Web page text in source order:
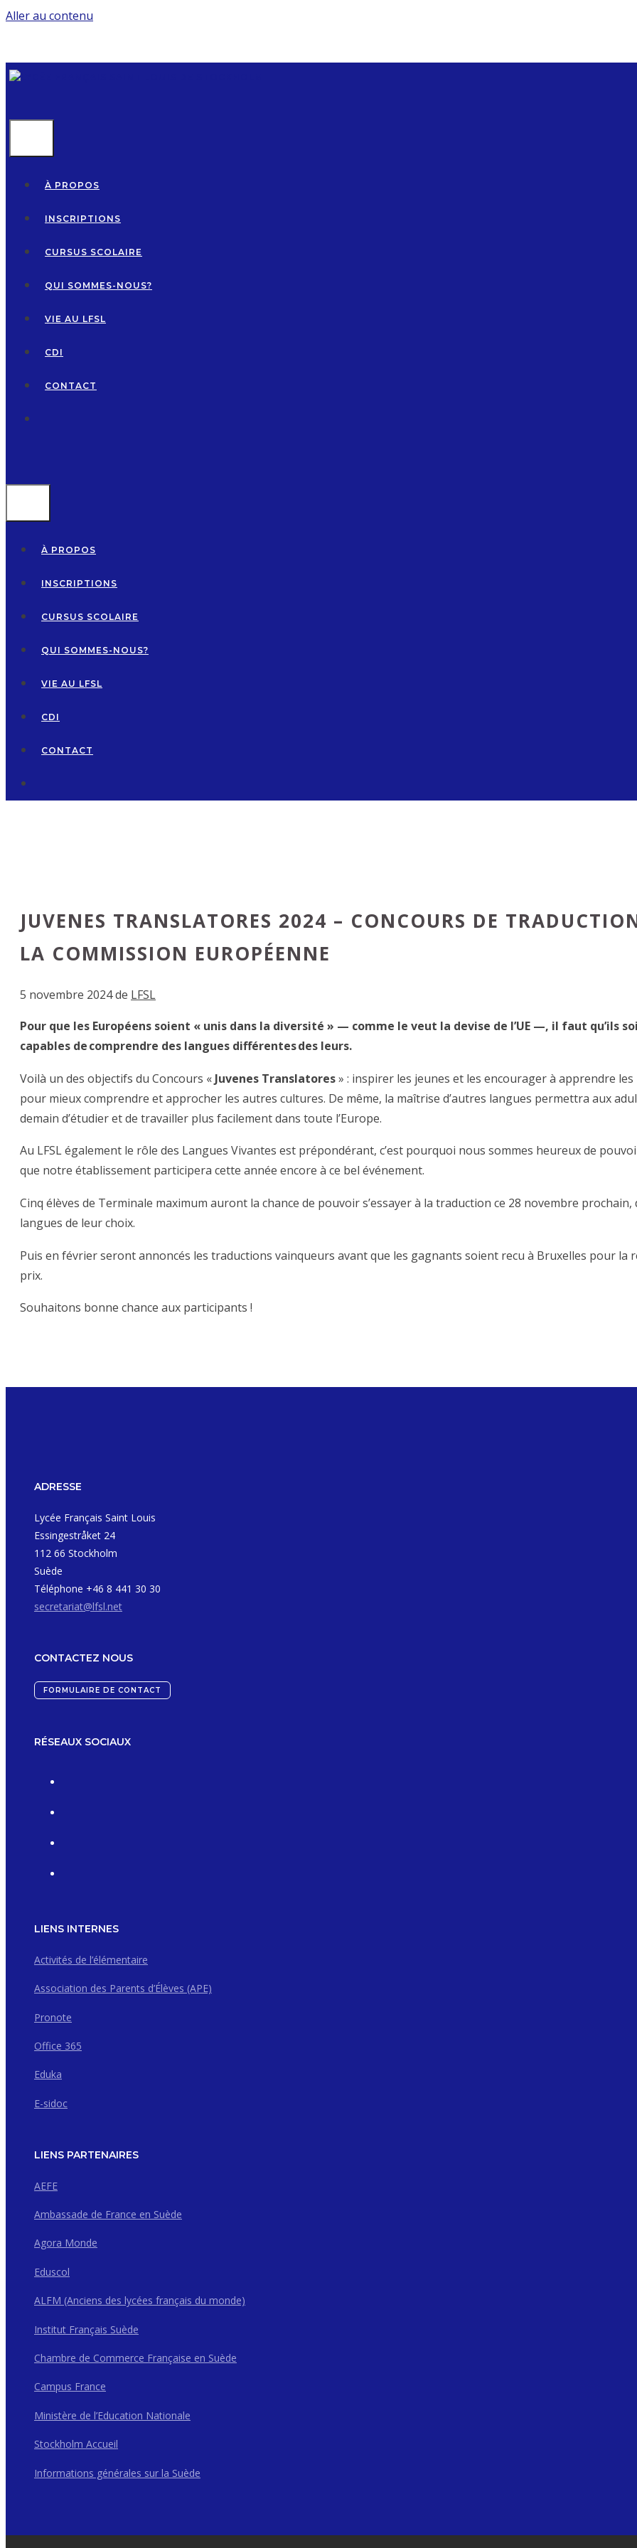
Aller au contenu
À PROPOS
INSCRIPTIONS
CURSUS SCOLAIRE
QUI SOMMES-NOUS?
VIE AU LFSL
CDI
CONTACT
À PROPOS
INSCRIPTIONS
CURSUS SCOLAIRE
QUI SOMMES-NOUS?
VIE AU LFSL
CDI
CONTACT
JUVENES TRANSLATORES 2024 – CONCOURS DE
LA COMMISSION EUROPÉENNE
5 novembre 2024de LFSL
Pour que les Européens soient « unis dans la diversité » — comme le veut la devise de l’UE —, il faut qu’ils
capables de comprendre des langues différentes des leurs.
Voilà un des objectifs du Concours « Juvenes Translatores» : inspirer les jeunes et les encourager à apprendre les
pour mieux comprendre et approcher les autres cultures. De même, la maîtrise d’autres langues permettra aux
demain d’étudier et de travailler plus facilement dans toute l’Europe.
Au LFSL également le rôle des Langues Vivantes est prépondérant, c’est pourquoi nous sommes heureux de
que notre établissement participera cette année encore à ce bel événement.
Cinq élèves de Terminale maximum auront la chance de pouvoir s’essayer à la traduction ce 28 novembre prochain,
langues de leur choix.
Puis en février seront annoncés les traductions vainqueurs avant que les gagnants soient recu à Bruxelles pour la
prix.
Souhaitons bonne chance aux participants !
ADRESSE
Lycée Français Saint Louis
Essingestråket 24
112 66 Stockholm
Suède
Téléphone +46 8 441 30 30
secretariat@lfsl.net
CONTACTEZ NOUS
FORMULAIRE DE CONTACT
RÉSEAUX SOCIAUX
LIENS INTERNES
Activités de l’élémentaire
Association des Parents d’Élèves (APE)
Pronote
Office 365
Eduka
E-sidoc
LIENS PARTENAIRES
AEFE
Ambassade de France en Suède
Agora Monde
Eduscol
ALFM (Anciens des lycées français du monde)
Institut Français Suède
Chambre de Commerce Française en Suède
Campus France
Ministère de l’Education Nationale
Stockholm Accueil
Informations générales sur la Suède